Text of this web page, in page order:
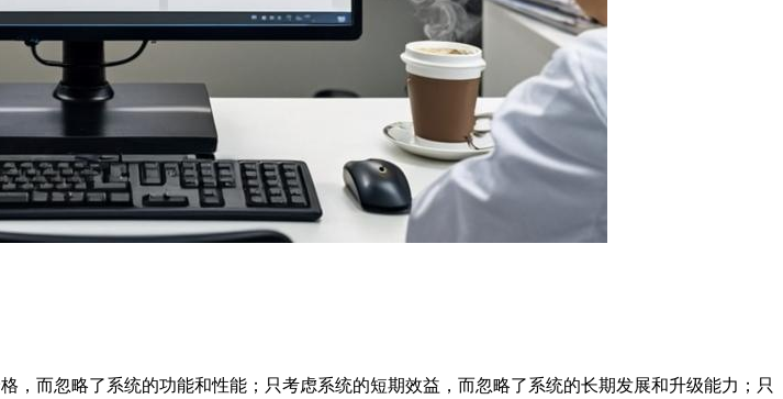
而忽略了系统的功能和性能；只考虑系统的短期效益，而忽略了系统的长期发展和升级能力；只